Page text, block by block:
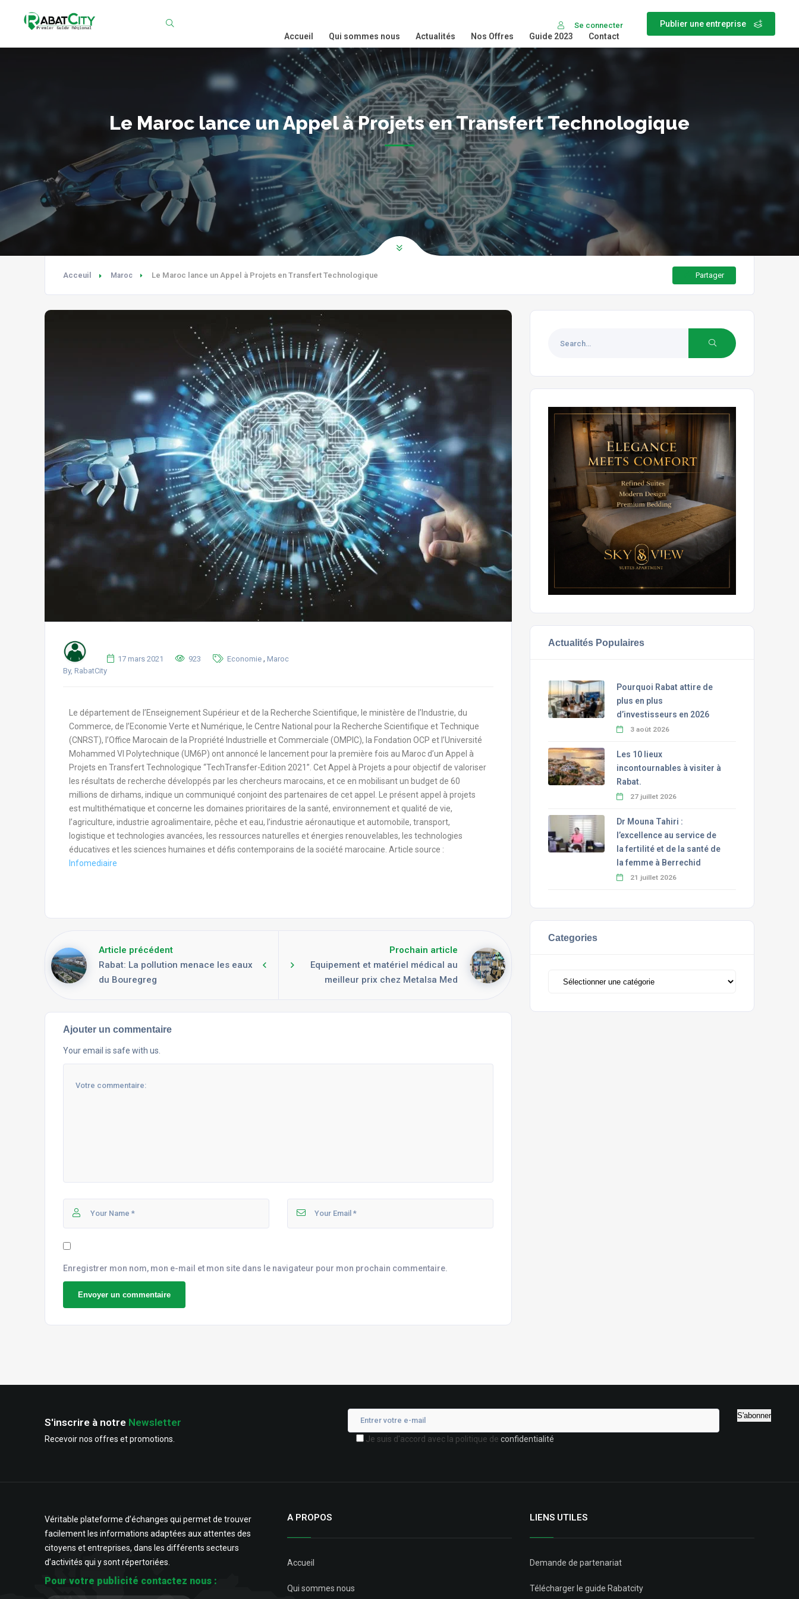
Publier une entreprise
Se connecter
Accueil Qui sommes nous Actualités Nos Offres Guide 2023 Contact
Le Maroc lance un Appel à Projets en Transfert Technologique
Acceuil Maroc Le Maroc lance un Appel à Projets en Transfert Technologique Partager
By, RabatCity
17 mars 2021 923 Economie , Maroc
Le département de l’Enseignement Supérieur et de la Recherche Scientifique, le ministère de l’Industrie, du
Commerce, de l’Economie Verte et Numérique, le Centre National pour la Recherche Scientifique et Technique
(CNRST), l’Office Marocain de la Propriété Industrielle et Commerciale (OMPIC), la Fondation OCP et l’Université
Mohammed VI Polytechnique (UM6P) ont annoncé le lancement pour la première fois au Maroc d’un Appel à
Projets en Transfert Technologique “TechTransfer-Edition 2021”. Cet Appel à Projets a pour objectif de valoriser
les résultats de recherche développés par les chercheurs marocains, et ce en mobilisant un budget de 60
millions de dirhams, indique un communiqué conjoint des partenaires de cet appel. Le présent appel à projets
est multithématique et concerne les domaines prioritaires de la santé, environnement et qualité de vie,
l’agriculture, industrie agroalimentaire, pêche et eau, l’industrie aéronautique et automobile, transport,
logistique et technologies avancées, les ressources naturelles et énergies renouvelables, les technologies
éducatives et les sciences humaines et défis contemporains de la société marocaine. Article source :
Infomediaire
Article précédent
Rabat: La pollution menace les eaux
du Bouregreg
Prochain article
Equipement et matériel médical au
meilleur prix chez Metalsa Med
Ajouter un commentaire
Your email is safe with us.
Enregistrer mon nom, mon e-mail et mon site dans le navigateur pour mon prochain commentaire.
Actualités Populaires
Pourquoi Rabat attire de
plus en plus
d’investisseurs en 2026
3 août 2026
Les 10 lieux
incontournables à visiter à
Rabat.
27 juillet 2026
Dr Mouna Tahiri :
l’excellence au service de
la fertilité et de la santé de
la femme à Berrechid
21 juillet 2026
Categories
S'inscrire à notre Newsletter
Recevoir nos offres et promotions. Je suis d'accord avec la politique de confidentialité
Véritable plateforme d’échanges qui permet de trouver
facilement les informations adaptées aux attentes des
citoyens et entreprises, dans les différents secteurs
d’activités qui y sont répertoriées.
Pour votre publicité contactez nous :
A PROPOS
Accueil
Qui sommes nous
LIENS UTILES
Demande de partenariat
Télécharger le guide Rabatcity